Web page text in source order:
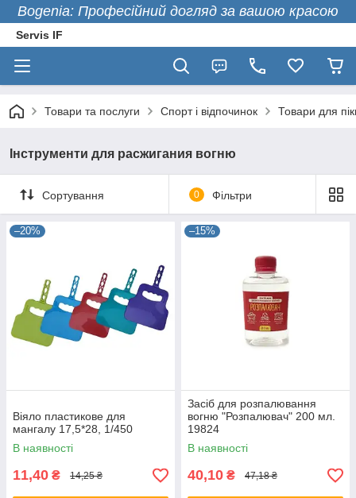
Bogenia: Професійний догляд за вашою красою
Servis IF
Товари та послуги Спорт і відпочинок Товари для
Інструменти для расжигания вогню
Сортування 0 Фільтри
–20%
Віяло пластикове для
мангалу 17,5*28, 1/450
В наявності
11,40 ₴ 14,25 ₴
–15%
Засіб для розпалювання
вогню "Розпалювач" 200 мл.
19824
В наявності
40,10 ₴ 47,18 ₴